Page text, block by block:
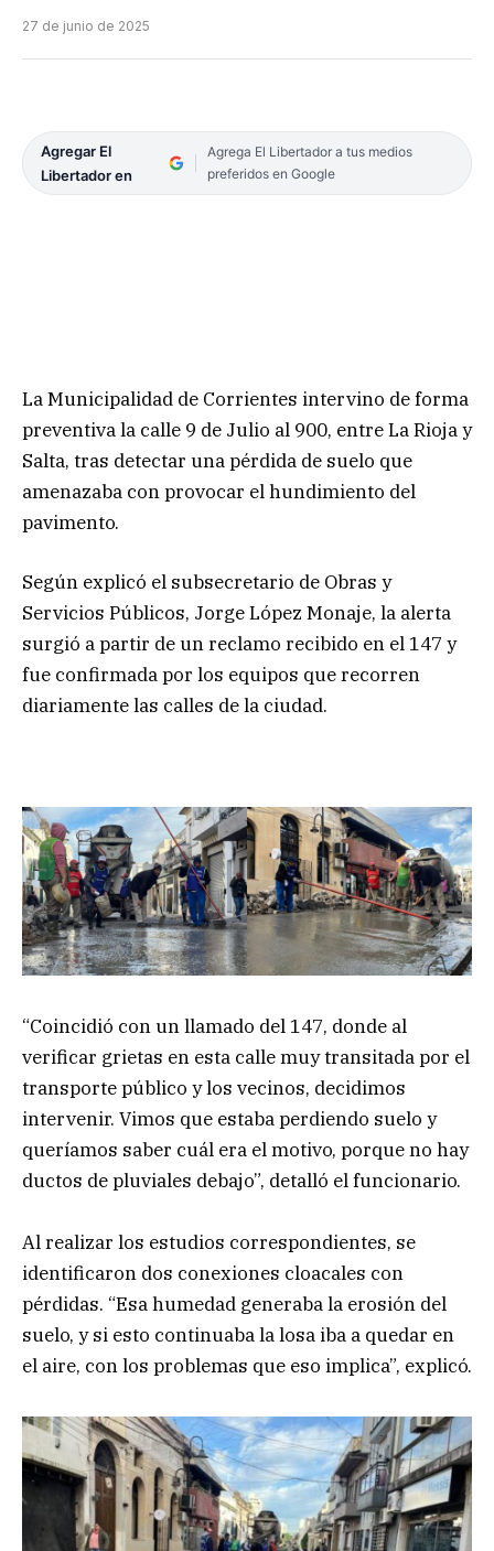
27 de junio de 2025
Agregar El
Libertador en
Agrega El Libertador a tus medios
preferidos en Google
La Municipalidad de Corrientes intervino de forma
preventiva la calle 9 de Julio al 900, entre La Rioja y
Salta, tras detectar una pérdida de suelo que
amenazaba con provocar el hundimiento del
pavimento.
Según explicó el subsecretario de Obras y
Servicios Públicos, Jorge López Monaje, la alerta
surgió a partir de un reclamo recibido en el 147 y
fue confirmada por los equipos que recorren
diariamente las calles de la ciudad.
“Coincidió con un llamado del 147, donde al
verificar grietas en esta calle muy transitada por el
transporte público y los vecinos, decidimos
intervenir. Vimos que estaba perdiendo suelo y
queríamos saber cuál era el motivo, porque no hay
ductos de pluviales debajo”, detalló el funcionario.
Al realizar los estudios correspondientes, se
identificaron dos conexiones cloacales con
pérdidas. “Esa humedad generaba la erosión del
suelo, y si esto continuaba la losa iba a quedar en
el aire, con los problemas que eso implica”, explicó.